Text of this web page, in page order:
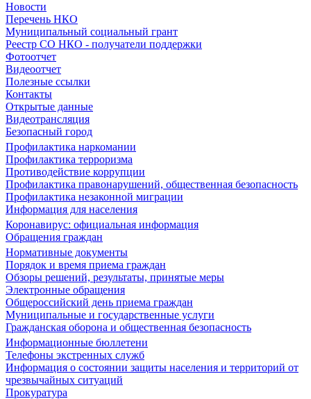
Новости
Перечень НКО
Муниципальный социальный грант
Реестр СО НКО - получатели поддержки
Фотоотчет
Видеоотчет
Полезные ссылки
Контакты
Открытые данные
Видеотрансляция
Безопасный город
Профилактика наркомании
Профилактика терроризма
Противодействие коррупции
Профилактика правонарушений, общественная безопасность
Профилактика незаконной миграции
Информация для населения
Коронавирус: официальная информация
Обращения граждан
Нормативные документы
Порядок и время приема граждан
Обзоры решений, результаты, принятые меры
Электронные обращения
Общероссийский день приема граждан
Муниципальные и государственные услуги
Гражданская оборона и общественная безопасность
Информационные бюллетени
Телефоны экстренных служб
Информация о состоянии защиты населения и территорий от
чрезвычайных ситуаций
Прокуратура